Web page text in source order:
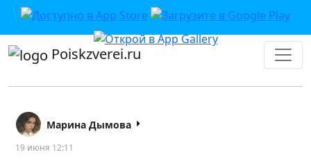
Poiskzverei.ru
Марина Дымова
19 июня 12:11